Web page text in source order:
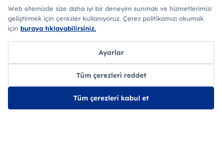
Web sitemizde size daha iyi bir deneyim sunmak ve hizmetlerimizi
geliştirmek için çerezler kullanıyoruz. Çerez politikamızı okumak
için buraya tıklayabilirsiniz.
Ayarlar
Tüm çerezleri reddet
Tüm çerezleri kabul et